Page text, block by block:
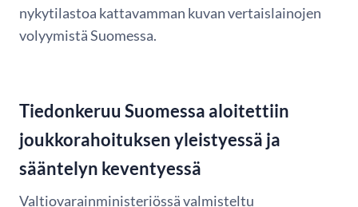
nykytilastoa kattavamman kuvan vertaislainojen
volyymistä Suomessa.
Tiedonkeruu Suomessa aloitettiin
joukkorahoituksen yleistyessä ja
sääntelyn keventyessä
Valtiovarainministeriössä valmisteltu